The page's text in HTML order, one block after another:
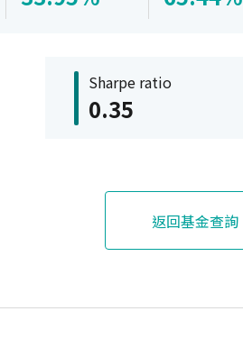
Sharpe ratio
0.35
返回基金查詢